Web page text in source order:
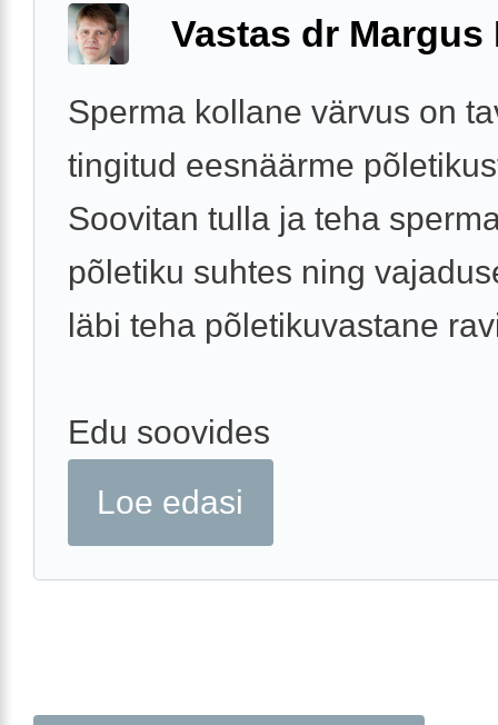
Vastas dr Margus
Sperma kollane värvus on
tingitud eesnäärme
Soovitan tulla ja teha
põletiku suhtes ning
läbi teha põletikuvastane
Edu soovides
Loe edasi